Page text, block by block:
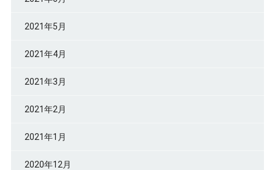
2021年5月
2021年4月
2021年3月
2021年2月
2021年1月
2020年12月